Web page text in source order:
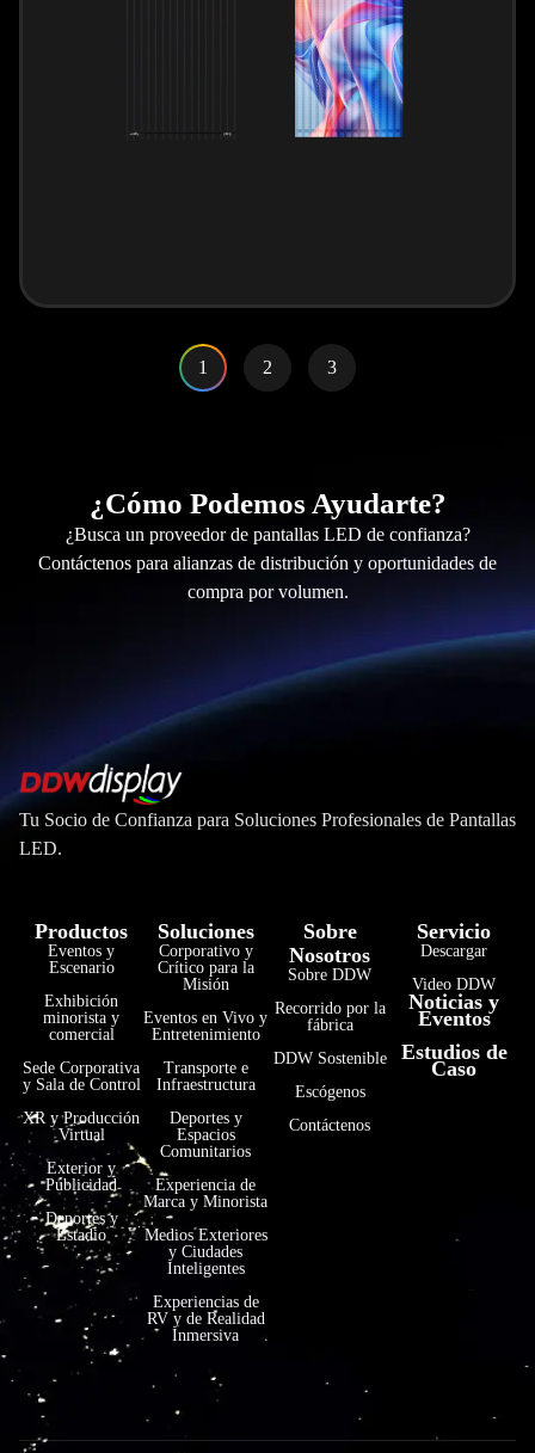
1 2 3
¿Cómo Podemos Ayudarte?
¿Busca un proveedor de pantallas LED de confianza?
Contáctenos para alianzas de distribución y oportunidades de
compra por volumen.
Tu Socio de Confianza para Soluciones Profesionales de Pantallas
LED.
Productos
Eventos y
Escenario
Exhibición
minorista y
comercial
Sede Corporativa
y Sala de Control
XR y Producción
Virtual
Exterior y
Publicidad
Deportes y
Estadio
Soluciones
Corporativo y
Crítico para la
Misión
Eventos en Vivo y
Entretenimiento
Transporte e
Infraestructura
Deportes y
Espacios
Comunitarios
Experiencia de
Marca y Minorista
Medios Exteriores
y Ciudades
Inteligentes
Experiencias de
RV y de Realidad
Inmersiva
Sobre
Nosotros
Sobre DDW
Recorrido por la
fábrica
DDW Sostenible
Escógenos
Contáctenos
Servicio
Descargar
Video DDW
Noticias y
Eventos
Estudios de
Caso